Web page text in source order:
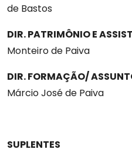
de Bastos
DIR. PATRIMÔNIO E
Monteiro de Paiva
DIR. FORMAÇÃO/
Márcio José de Paiva
SUPLENTES